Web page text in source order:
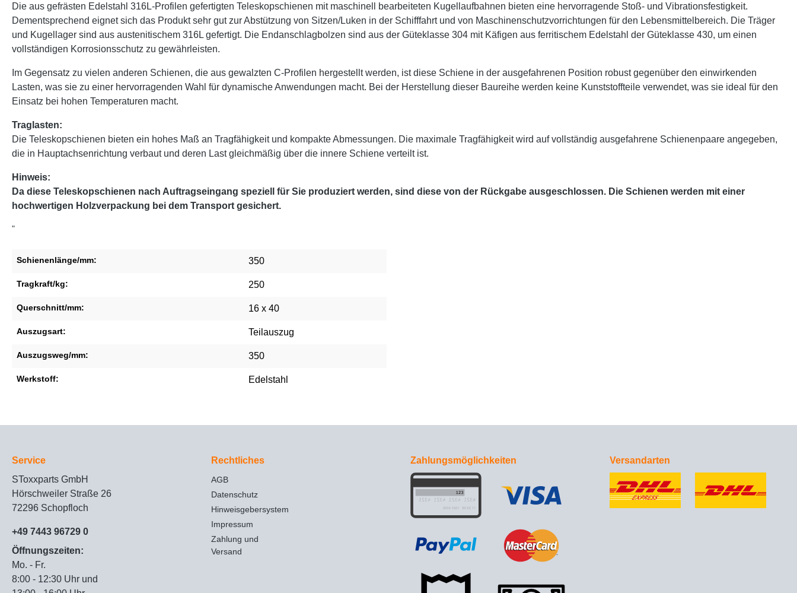
Die aus gefrästen Edelstahl 316L-Profilen gefertigten Teleskopschienen mit maschinell bearbeiteten Kugellaufbahnen bieten eine hervorragende Stoß- und Vibrationsfestigkeit.
Dementsprechend eignet sich das Produkt sehr gut zur Abstützung von Sitzen/Luken in der Schifffahrt und von Maschinenschutzvorrichtungen für den Lebensmittelbereich. Die Träger
und Kugellager sind aus austenitischem 316L gefertigt. Die Endanschlagbolzen sind aus der Güteklasse 304 mit Käfigen aus ferritischem Edelstahl der Güteklasse 430, um einen
vollständigen Korrosionsschutz zu gewährleisten.
Im Gegensatz zu vielen anderen Schienen, die aus gewalzten C-Profilen hergestellt werden, ist diese Schiene in der ausgefahrenen Position robust gegenüber den einwirkenden
Lasten, was sie zu einer hervorragenden Wahl für dynamische Anwendungen macht. Bei der Herstellung dieser Baureihe werden keine Kunststoffteile verwendet, was sie ideal für den
Einsatz bei hohen Temperaturen macht.
Traglasten:
Die Teleskopschienen bieten ein hohes Maß an Tragfähigkeit und kompakte Abmessungen. Die maximale Tragfähigkeit wird auf vollständig ausgefahrene Schienenpaare angegeben,
die in Hauptachsenrichtung verbaut und deren Last gleichmäßig über die innere Schiene verteilt ist.
Hinweis:
Da diese Teleskopschienen nach Auftragseingang speziell für Sie produziert werden, sind diese von der Rückgabe ausgeschlossen. Die Schienen werden mit einer
hochwertigen Holzverpackung bei dem Transport gesichert.
"
Schienenlänge/mm: 350
Tragkraft/kg: 250
Querschnitt/mm: 16 x 40
Auszugsart: Teilauszug
Auszugsweg/mm: 350
Werkstoff: Edelstahl
Service
SToxxparts GmbH
Hörschweiler Straße 26
72296 Schopfloch
+49 7443 96729 0
Öffnungszeiten:
Mo. - Fr.
8:00 - 12:30 Uhr und
Rechtliches
AGB
Datenschutz
Hinweisgebersystem
Impressum
Zahlung und
Versand
Zahlungsmöglichkeiten Versandarten